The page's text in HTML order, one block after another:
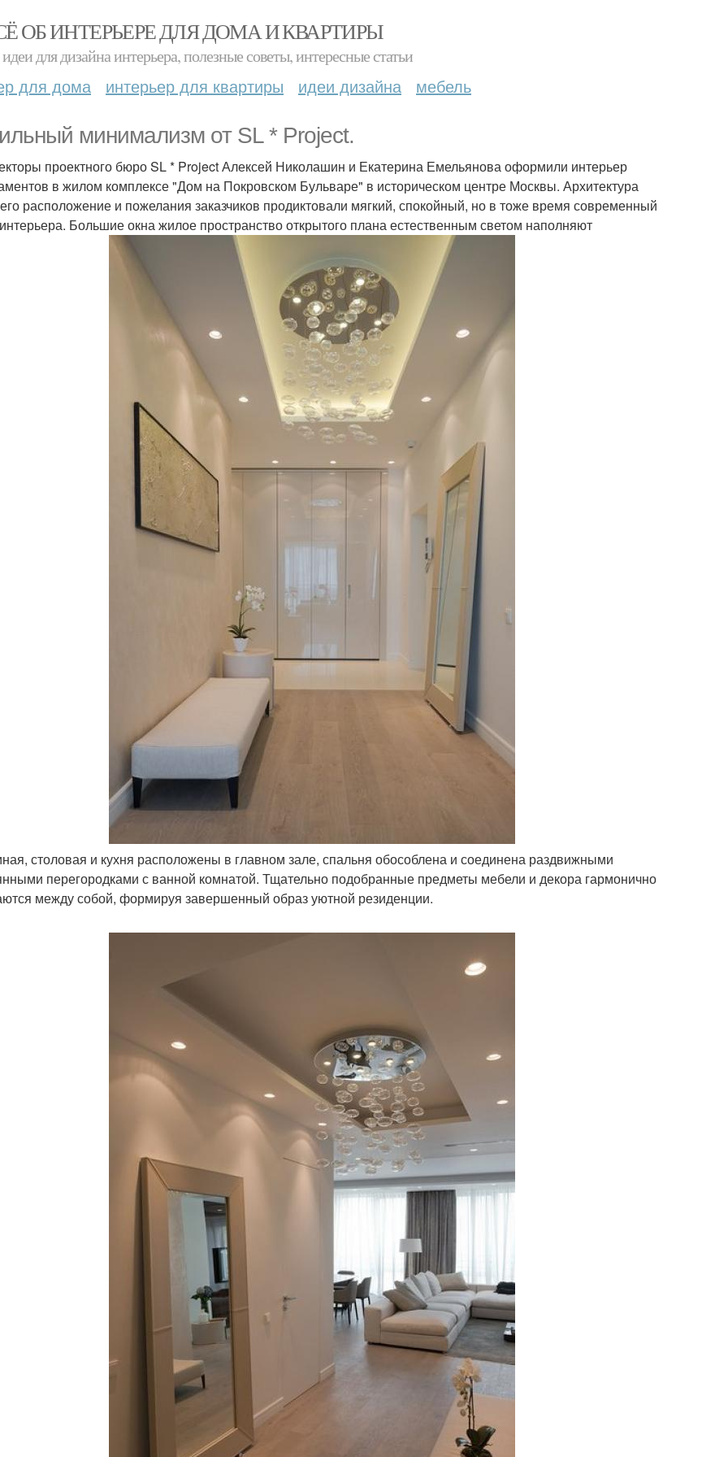
ОБ ИНТЕРЬЕРЕ ДЛЯ ДОМА И КВАРТИРЫ
для дизайна интерьера, полезные советы, интересные статьи
для дома интерьер для квартиры идеи дизайна мебель
минимализм от SL * Project.
проектного бюро SL * Project Алексей Николашин и Екатерина Емельянова оформили интерьер
в жилом комплексе "Дом на Покровском Бульваре" в историческом центре Москвы. Архитектура
расположение и пожелания заказчиков продиктовали мягкий, спокойный, но в тоже время современный
Большие окна жилое пространство открытого плана естественным светом наполняют
столовая и кухня расположены в главном зале, спальня обособлена и соединена раздвижными
перегородками с ванной комнатой. Тщательно подобранные предметы мебели и декора гармонично
между собой, формируя завершенный образ уютной резиденции.